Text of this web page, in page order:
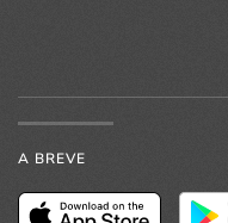
A BREVE